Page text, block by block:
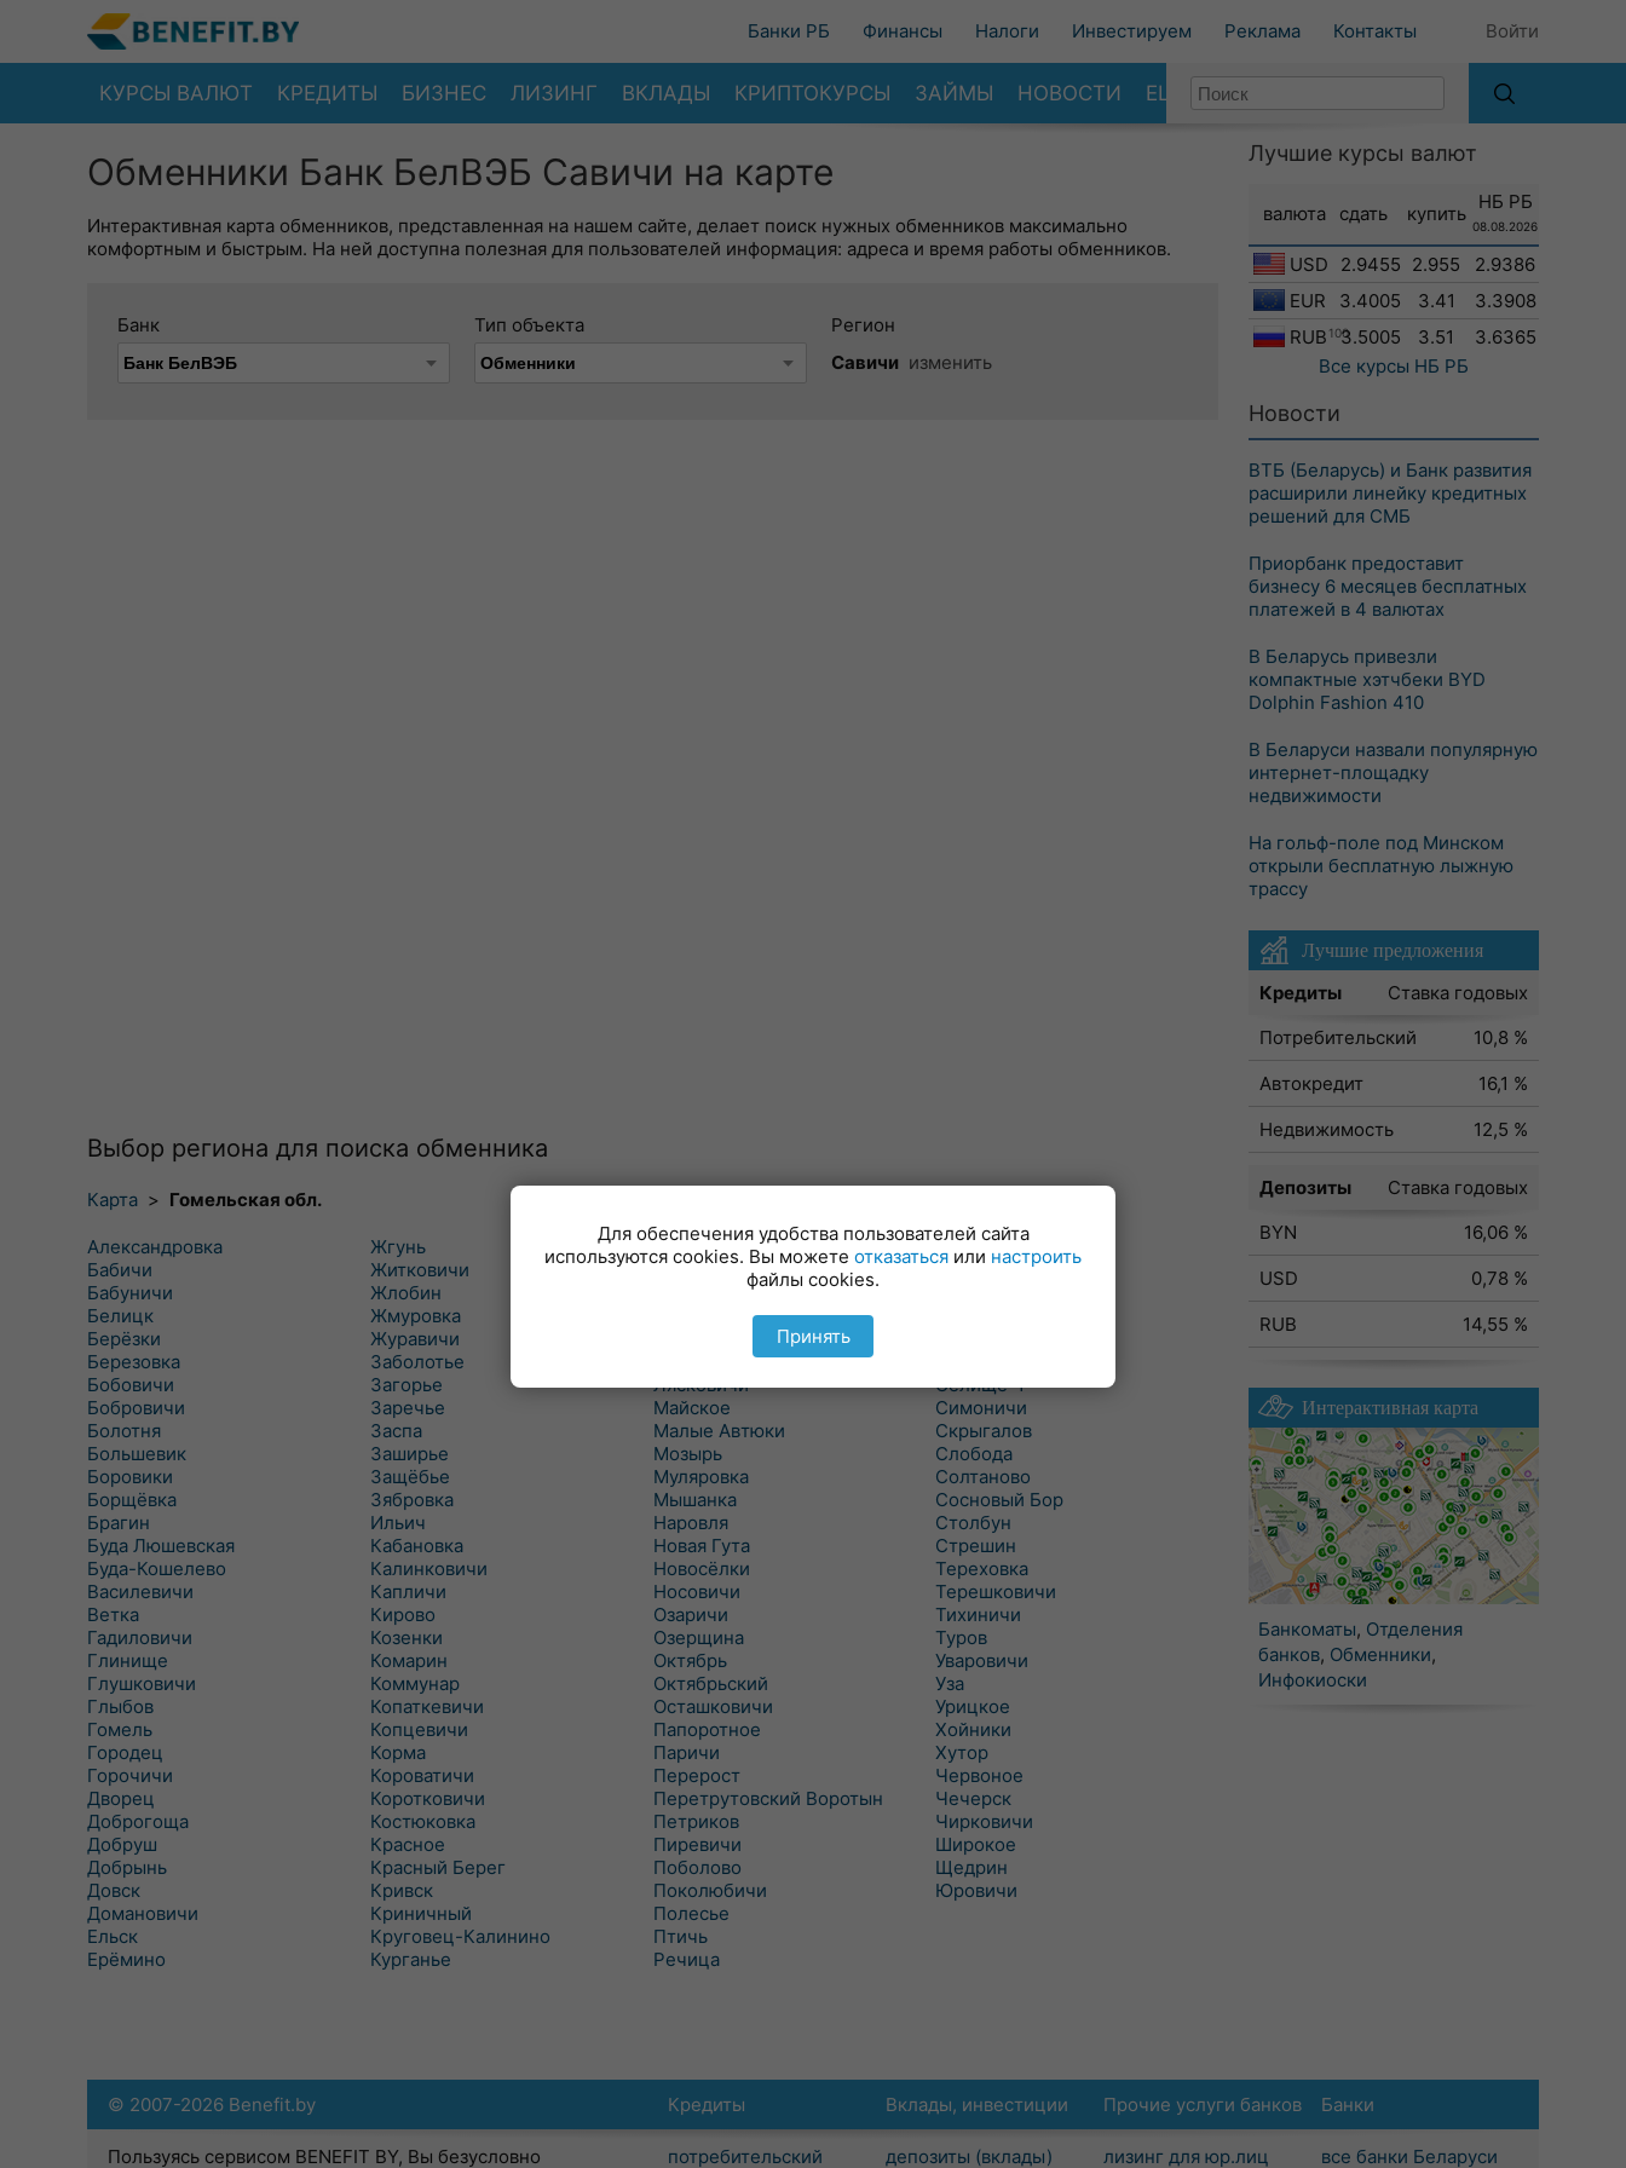
Банки РБ Финансы Налоги Инвестируем Реклама Контакты Войти
КУРСЫ ВАЛЮТ КРЕДИТЫ БИЗНЕС ЛИЗИНГ ВКЛАДЫ КРИПТОКУРСЫ ЗАЙМЫ НОВОСТИ ЕЩЕ
Обменники Банк БелВЭБ Савичи на карте
Интерактивная карта обменников, представленная на нашем сайте, делает поиск нужных обменников максимально
комфортным и быстрым. На ней доступна полезная для пользователей информация: адреса и время работы обменников.
Банк Тип объекта
Регион
Савичи изменить
Выбор региона для поиска обменника
Карта > Гомельская обл.
Александровка
Бабичи
Бабуничи
Белицк
Берёзки
Березовка
Бобовичи
Бобровичи
Болотня
Большевик
Боровики
Борщёвка
Брагин
Буда Люшевская
Буда-Кошелево
Василевичи
Ветка
Гадиловичи
Глинище
Глушковичи
Глыбов
Гомель
Городец
Горочичи
Дворец
Доброгоща
Добруш
Добрынь
Довск
Домановичи
Ельск
Ерёмино
Жгунь
Житковичи
Жлобин
Жмуровка
Журавичи
Заболотье
Загорье
Заречье
Заспа
Заширье
Защёбье
Зябровка
Ильич
Кабановка
Калинковичи
Капличи
Кирово
Козенки
Комарин
Коммунар
Копаткевичи
Копцевичи
Корма
Короватичи
Коротковичи
Костюковка
Красное
Красный Берег
Кривск
Криничный
Круговец-Калинино
Курганье
Куритичи
Лельчицы
Лясковичи
Майское
Малые Автюки
Мозырь
Муляровка
Мышанка
Наровля
Новая Гута
Новосёлки
Носовичи
Озаричи
Озерщина
Октябрь
Октябрьский
Осташковичи
Папоротное
Паричи
Перерост
Перетрутовский Воротын
Петриков
Пиревичи
Поболово
Поколюбичи
Полесье
Птичь
Речица
Ровенская Слобода
Рогачев
Селище-1
Симоничи
Скрыгалов
Слобода
Солтаново
Сосновый Бор
Столбун
Стрешин
Тереховка
Терешковичи
Тихиничи
Туров
Уваровичи
Уза
Урицкое
Хойники
Хутор
Червоное
Чечерск
Чирковичи
Широкое
Щедрин
Юровичи
Лучшие курсы валют
валюта сдать купить
НБ РБ
08.08.2026
USD 2.9455 2.955
2.9386
EUR
3.4005 3.41
3.3908
RUB 1003.5005 3.51
3.6365
Все курсы НБ РБ
Новости
ВТБ (Беларусь) и Банк развития
расширили линейку кредитных
решений для СМБ
Приорбанк предоставит
бизнесу 6 месяцев бесплатных
платежей в 4 валютах
В Беларусь привезли
компактные хэтчбеки BYD
Dolphin Fashion 410
В Беларуси назвали популярную
интернет-площадку
недвижимости
На гольф-поле под Минском
открыли бесплатную лыжную
трассу
Лучшие предложения
Кредиты
Ставка годовых
Потребительский
10,8 %
Автокредит
16,1 %
Недвижимость
12,5 %
Депозиты
Ставка годовых
BYN
16,06 %
USD
0,78 %
RUB
14,55 %
Интерактивная карта
Банкоматы, Отделения
банков, Обменники,
Инфокиоски
Кредиты
потребительский
Вклады, инвестиции
депозиты (вклады)
Прочие услуги банков
лизинг для юр.лиц
Банки
все банки Беларуси
© 2007-2026 Benefit.by
Пользуясь сервисом BENEFIT BY, Вы безусловно
Для обеспечения удобства пользователей сайта
используются cookies. Вы можете отказаться или настроить
файлы cookies.
Принять